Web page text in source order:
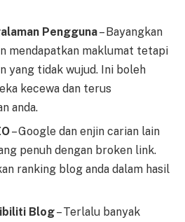
Pengguna– Bayangkan
mendapatkan maklumat tetapi
yang tidak wujud. Ini boleh
kecewa dan terus
anda.
– Google dan enjin carian lain
penuh dengan broken link.
ranking blog anda dalam hasil
Blog– Terlalu banyak